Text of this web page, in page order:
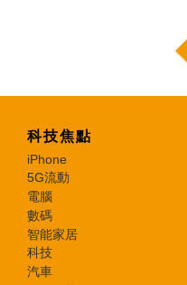
科技焦點
iPhone
5G流動
電腦
數碼
智能家居
科技
汽車